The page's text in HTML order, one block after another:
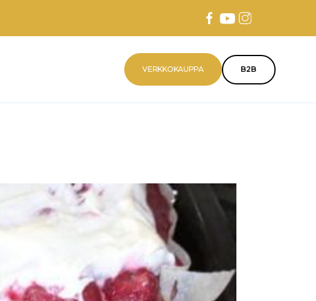
VERKKOKAUPPA B2B